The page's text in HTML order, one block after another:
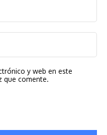
y web en este
que comente.